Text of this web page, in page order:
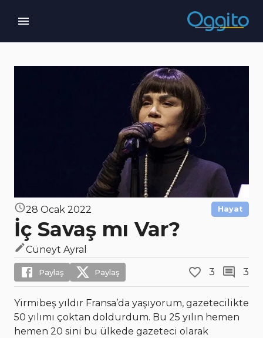
28 Ocak 2022 Hayat
İç Savaş mı Var?
Cüneyt Ayral
Paylaş Paylaş 3 3
Yirmibeş yıldır Fransa’da yaşıyorum, gazetecilikte
50 yılımı çoktan doldurdum. Bu 25 yılın hemen
hemen 20 sini bu ülkede gazeteci olarak